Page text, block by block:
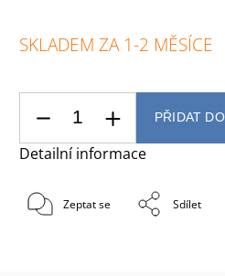
SKLADEM ZA 1-2 MĚSÍCE
PŘIDAT
Detailní informace
Zeptat se Sdílet